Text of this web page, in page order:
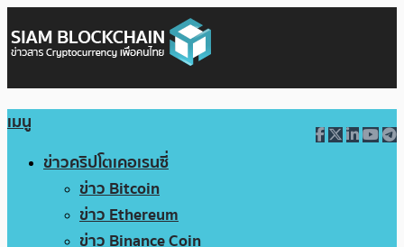
เมนู
ข่าวคริปโตเคอเรนซี่
ข่าว Bitcoin
ข่าว Ethereum
ข่าว Binance Coin